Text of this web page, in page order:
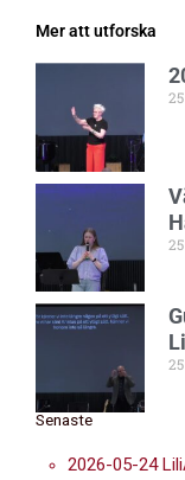
Mer att utforska
Senaste
2026-05-24